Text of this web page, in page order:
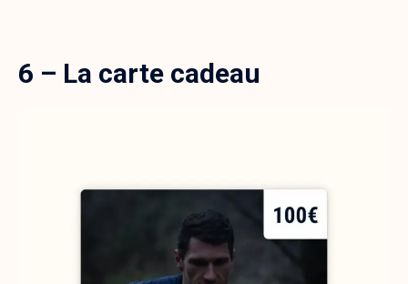
6 – La carte cadeau